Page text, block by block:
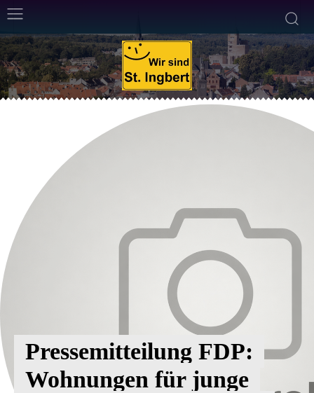
Pressemitteilung FDP:
Wohnungen für junge